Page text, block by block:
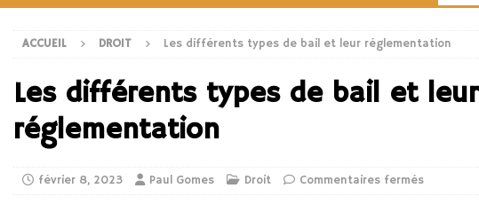
ACCUEIL DROIT Les différents types de bail et leur réglementation
Les différents types de bail et leur
réglementation
février 8, 2023 Paul Gomes Droit Commentaires fermés